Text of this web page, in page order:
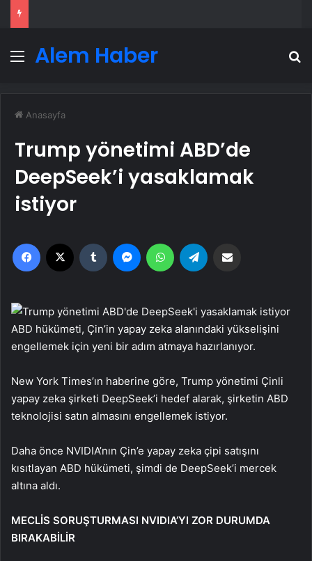
MenüAlem Haber
Anasayfa
Trump yönetimi ABD’de
DeepSeek’i yasaklamak
istiyor
Facebook Tumblr MessengerWhatsApp
ABD hükümeti, Çin’in yapay zeka alanındaki yükselişini
engellemek için yeni bir adım atmaya hazırlanıyor.
New York Times’ın haberine göre, Trump yönetimi Çinli
yapay zeka şirketi DeepSeek’i hedef alarak, şirketin ABD
teknolojisi satın almasını engellemek istiyor.
Daha önce NVIDIA’nın Çin’e yapay zeka çipi satışını
kısıtlayan ABD hükümeti, şimdi de DeepSeek’i mercek
altına aldı.
MECLİS SORUŞTURMASI NVIDIA’YI ZOR DURUMDA
BIRAKABİLİR